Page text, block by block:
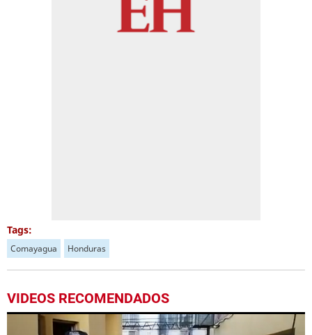
Tags:
Comayagua Honduras
VIDEOS RECOMENDADOS